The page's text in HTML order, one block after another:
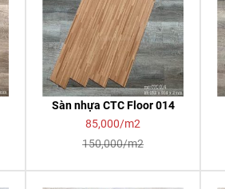
Sàn nhựa CTC Floor 014
85,000/m2
150,000/m2